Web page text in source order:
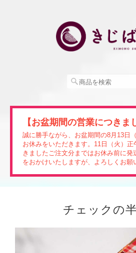
【お盆期間の営業につきま
誠に勝手ながら、お盆期間の8月13日
お休みをいただきます。11日（火）
きましたご注文分まではお休み前に発
をおかけいたしますが、よろしくお願
チェックの